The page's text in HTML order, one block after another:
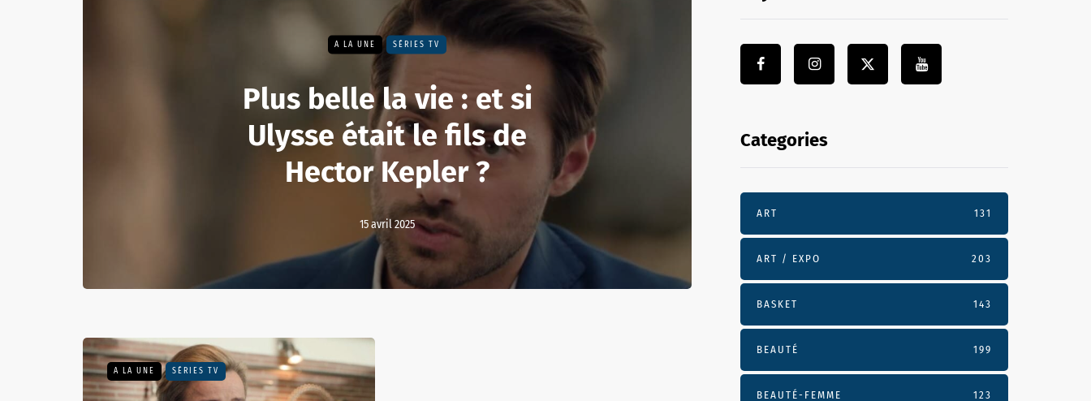
A LA UNE SÉRIES TV
Plus belle la vie : et si
Ulysse était le fils de
Hector Kepler ?
15 avril 2025
A LA UNE SÉRIES TV
Categories
ART 131
ART / EXPO 203
BASKET 143
BEAUTÉ 199
BEAUTÉ-FEMME 123